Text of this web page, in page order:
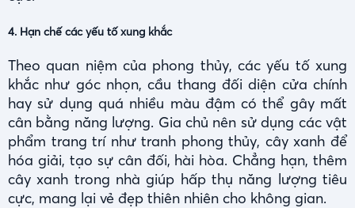
4. Hạn chế các yếu tố xung khắc
Theo quan niệm của phong thủy, các yếu tố xung
khắc như góc nhọn, cầu thang đối diện cửa chính
hay sử dụng quá nhiều màu đậm có thể gây mất
cân bằng năng lượng. Gia chủ nên sử dụng các vật
phẩm trang trí như tranh phong thủy, cây xanh để
hóa giải, tạo sự cân đối, hài hòa. Chẳng hạn, thêm
cây xanh trong nhà giúp hấp thụ năng lượng tiêu
cực, mang lại vẻ đẹp thiên nhiên cho không gian.